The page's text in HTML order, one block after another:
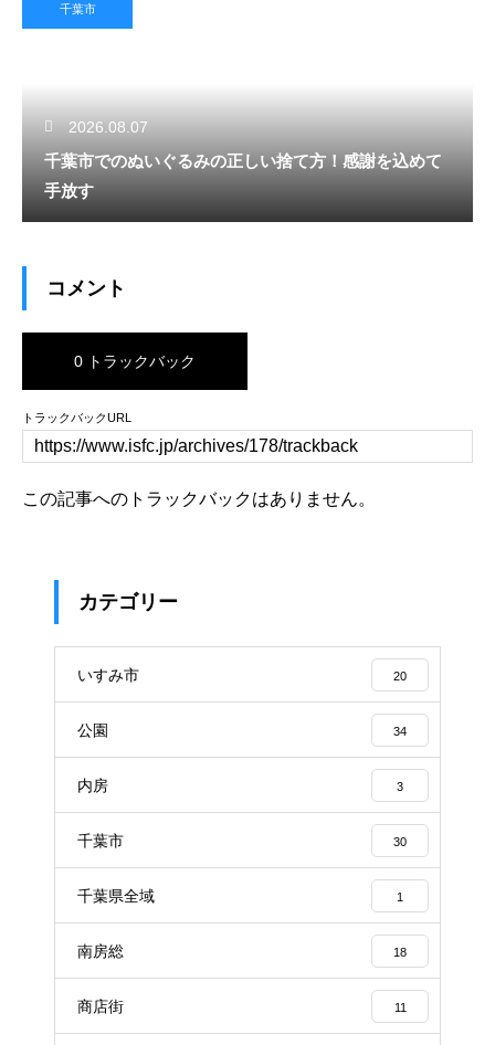
千葉市
2026.08.07
千葉市でのぬいぐるみの正しい捨て方！感謝を込めて
手放す
コメント
0 トラックバック
トラックバックURL
この記事へのトラックバックはありません。
カテゴリー
いすみ市 20
公園 34
内房 3
千葉市 30
千葉県全域 1
南房総 18
商店街 11